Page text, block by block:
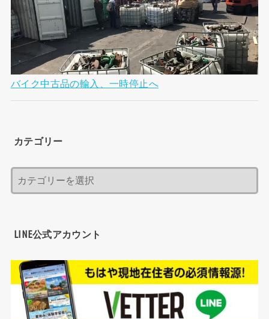
バイク中古品の輸入、一時停止へ
カテゴリー
LINE公式アカウント